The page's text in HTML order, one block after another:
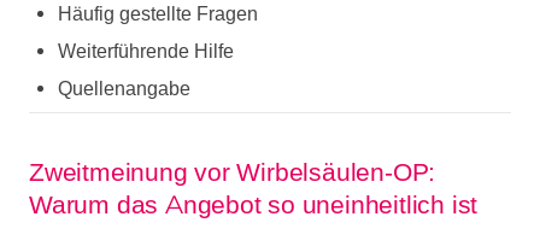
Häufig gestellte Fragen
Weiterführende Hilfe
Quellenangabe
Zweitmeinung vor Wirbelsäulen-OP:
Warum das Angebot so uneinheitlich ist